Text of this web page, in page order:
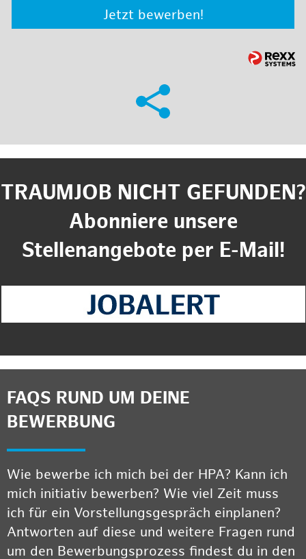
Jetzt bewerben!
TRAUMJOB NICHT GEFUNDEN?
Abonniere unsere
Stellenangebote per E-Mail!
FAQS RUND UM DEINE
BEWERBUNG
Wie bewerbe ich mich bei der HPA? Kann ich
mich initiativ bewerben? Wie viel Zeit muss
ich für ein Vorstellungsgespräch einplanen?
Antworten auf diese und weitere Fragen rund
um den Bewerbungsprozess findest du in den